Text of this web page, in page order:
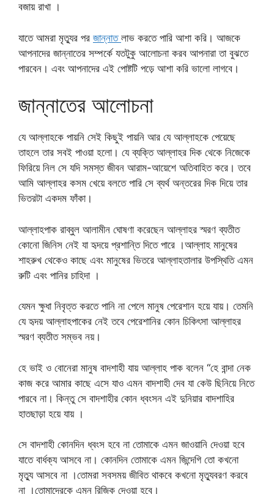
বজায় রাখা ।
যাতে আমরা মৃত্যুর পর জান্নাত লাভ করতে পারি আশা করি। আজকে
আপনাদের জান্নাতের সম্পর্কে যতটুকু আলোচনা করব আপনারা তা বুঝতে
পারবেন। এবং আপনাদের এই পোষ্টটি পড়ে আশা করি ভালো লাগবে।
জান্নাতের আলোচনা
যে আল্লাহকে পায়নি সেই কিছুই পায়নি আর যে আল্লাহকে পেয়েছে
তাহলে তার সবই পাওয়া হলো। যে ব্যক্তি আল্লাহর দিক থেকে নিজেকে
ফিরিয়ে নিল সে যদি সমস্ত জীবন আরাম-আয়েশে অতিবাহিত করে। তবে
আমি আল্লাহর কসম খেয়ে বলতে পারি সে ব্যর্থ অন্তরের দিক দিয়ে তার
ভিতরটা একদম ফাঁকা।
আল্লাহপাক রাব্বুল আলামীন ঘোষণা করেছেন আল্লাহর স্মরণ ব্যতীত
কোনো জিনিস নেই যা হৃদয়ে প্রশান্তি দিতে পারে ।আল্লাহ মানুষের
শাহরুখ থেকেও কাছে এবং মানুষের ভিতরে আল্লাহতালার উপস্থিতি এমন
রুটি এবং পানির চাহিদা ।
যেমন ক্ষুধা নিবৃত্ত করতে পানি না পেলে মানুষ পেরেশান হয়ে যায়। তেমনি
যে হৃদয় আল্লাহপাকের নেই তবে পেরেশানির কোন চিকিৎসা আল্লাহর
স্মরণ ব্যতীত সম্ভব নয়।
হে ভাই ও বোনেরা মানুষ বাদশাহী যায় আল্লাহ পাক বলেন “হে বান্দা নেক
কাজ করে আমার কাছে এসে যাও এমন বাদশাহী দেব যা কেউ ছিনিয়ে নিতে
পারবে না। কিন্তু সে বাদশাহীর কোন ধ্বংসন এই দুনিয়ার বাদশাহির
হাতছাড়া হয়ে যায় ।
সে বাদশাহী কোনদিন ধ্বংস হবে না তোমাকে এমন জাওয়ানি দেওয়া হবে
যাতে বার্ধক্য আসবে না। কোনদিন তোমাকে এমন জিন্দেগি তো কখনো
মৃত্যু আসবে না ।তোমরা সবসময় জীবিত থাকবে কখনো মৃত্যুবরণ করবে
না ।তোমাদেরকে এমন রিজিক দেওয়া হবে।